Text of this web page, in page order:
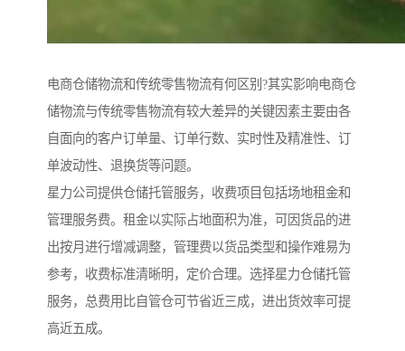
电商仓储物流和传统零售物流有何区别?其实影响电商仓
储物流与传统零售物流有较大差异的关键因素主要由各
自面向的客户订单量、订单行数、实时性及精准性、订
单波动性、退换货等问题。
星力公司提供仓储托管服务，收费项目包括场地租金和
管理服务费。租金以实际占地面积为准，可因货品的进
出按月进行增减调整，管理费以货品类型和操作难易为
参考，收费标准清晰明，定价合理。选择星力仓储托管
服务，总费用比自管仓可节省近三成，进出货效率可提
高近五成。